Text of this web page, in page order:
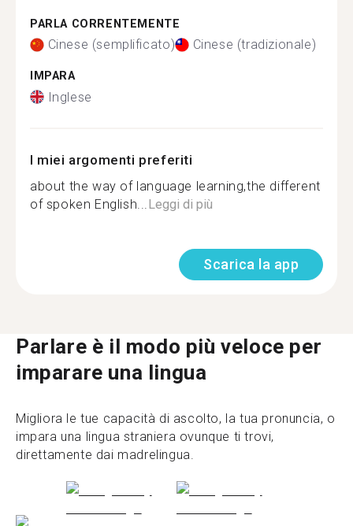
PARLA CORRENTEMENTE
Cinese (semplificato) Cinese (tradizionale)
IMPARA
Inglese
I miei argomenti preferiti
about the way of language learning,the different
of spoken English... Leggi di più
Scarica la app
Parlare è il modo più veloce per
imparare una lingua
Migliora le tue capacità di ascolto, la tua pronuncia, o
impara una lingua straniera ovunque ti trovi,
direttamente dai madrelingua.